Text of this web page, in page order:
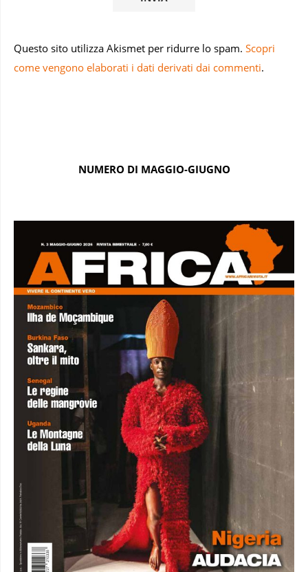
Questo sito utilizza Akismet per ridurre lo spam. Scopri
come vengono elaborati i dati derivati dai commenti.
NUMERO DI MAGGIO-GIUGNO